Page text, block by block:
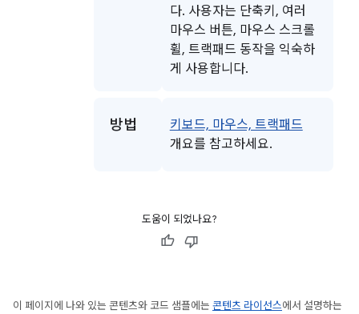
다. 사용자는 단축키, 여러
마우스 버튼, 마우스 스크롤
휠, 트랙패드 동작을 익숙하
게 사용합니다.
방법
키보드, 마우스, 트랙패드
개요를 참고하세요.
도움이 되었나요?
이 페이지에 나와 있는 콘텐츠와 코드 샘플에는 콘텐츠 라이선스에서 설명하는